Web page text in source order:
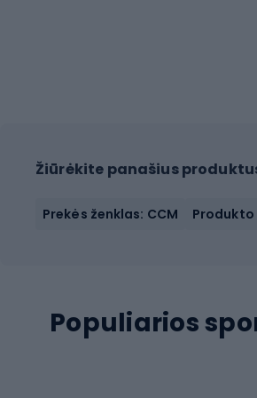
Žiūrėkite panašius
Prekės ženklas: CCM Produkto
Populiarios